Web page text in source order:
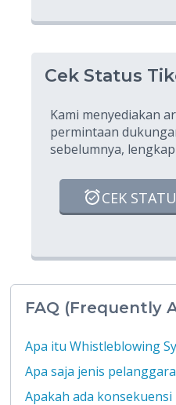
Cek Status
Kami menyediakan
permintaan
sebelumnya,
CEK
FAQ (Frequently
Apa itu Whistleblowing
Apa saja jenis
Apakah ada